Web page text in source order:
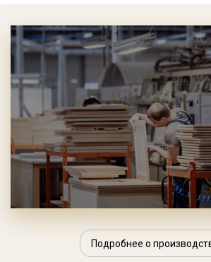
Подробнее о